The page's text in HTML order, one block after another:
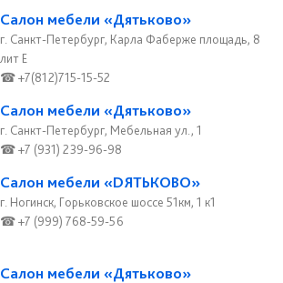
Салон мебели «Дятьково»
г. Санкт-Петербург, Карла Фаберже площадь, 8
лит Е
☎ +7(812)715-15-52
Салон мебели «Дятьково»
г. Санкт-Петербург, Мебельная ул., 1
☎ +7 (931) 239-96-98
Салон мебели «DЯТЬКОВО»
г. Ногинск, Горьковское шоссе 51км, 1 к1
☎ +7 (999) 768-59-56
Салон мебели «Дятьково»